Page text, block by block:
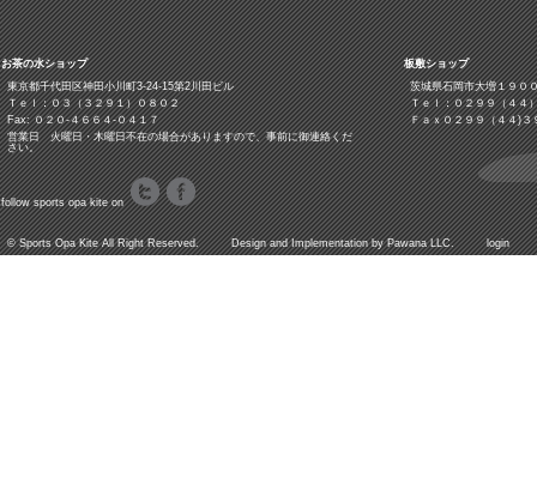
お茶の水ショップ
東京都千代田区神田小川町3‐24‐15第2川田ビル
Ｔｅｌ：０３（３２９１）０８０２
Fax: ０２０-４６６４-０４１７
営業日 火曜日・木曜日不在の場合がありますので、事前に御連絡くだ
さい。
follow sports opa kite on
板敷ショップ
茨城県石岡市大増１９０
Ｔｅｌ：０２９９（４４
Ｆａｘ０２９９（４４)３
©Sports Opa KiteAll Right Reserved. Design and Implementation byPawana LLC. login